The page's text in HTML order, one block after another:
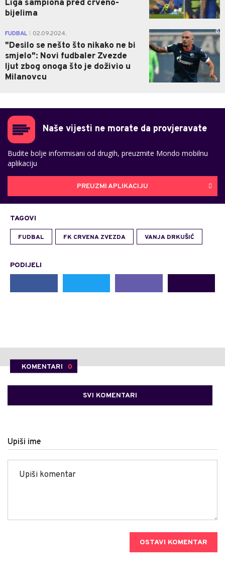
Liga šampiona pred crveno-
bijelima
FUDBAL 02.09.2024.
"Desilo se nešto što nikako ne bi
smjelo": Novi fudbaler Zvezde
ljut zbog onoga što je doživio u
Milanovcu
0
Naše vijesti ne morate da provjeravate
Budite bolje informisani od drugih, preuzmite Mondo mobilnu
aplikaciju
PREUZMI APLIKACIJU
TAGOVI
FUDBAL FK CRVENA ZVEZDA VANJA DRKUŠIĆ
PODIJELI
KOMENTARI 0
SVI KOMENTARI
Upiši ime
OSTAVI KOMENTAR